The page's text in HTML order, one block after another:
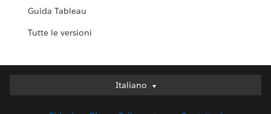
Guida Tableau
Tutte le versioni
Italiano
Italiano